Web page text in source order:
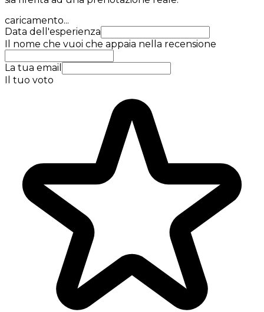
caricamento...
Data dell'esperienza
Il nome che vuoi che appaia nella recensione
La tua email
Il tuo voto